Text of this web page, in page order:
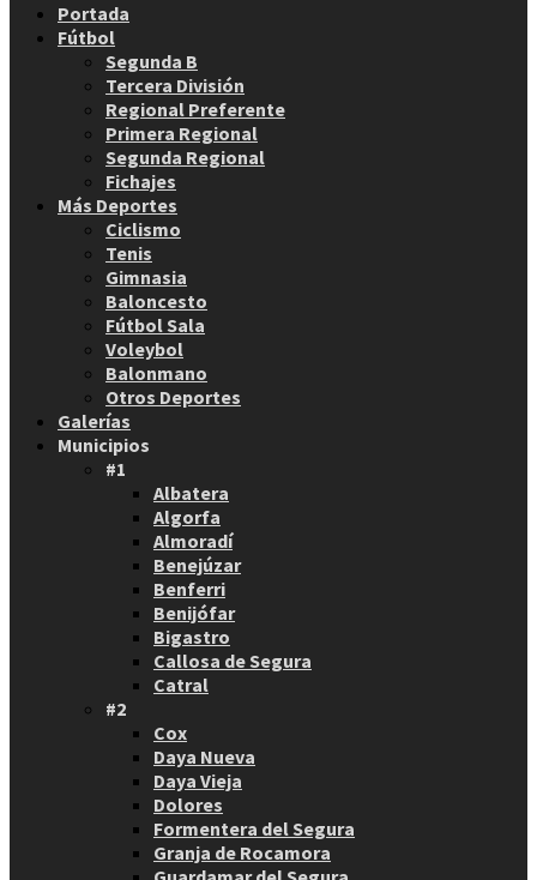
Portada
Fútbol
Segunda B
Tercera División
Regional Preferente
Primera Regional
Segunda Regional
Fichajes
Más Deportes
Ciclismo
Tenis
Gimnasia
Baloncesto
Fútbol Sala
Voleybol
Balonmano
Otros Deportes
Galerías
Municipios
#1
Albatera
Algorfa
Almoradí
Benejúzar
Benferri
Benijófar
Bigastro
Callosa de Segura
Catral
#2
Cox
Daya Nueva
Daya Vieja
Dolores
Formentera del Segura
Granja de Rocamora